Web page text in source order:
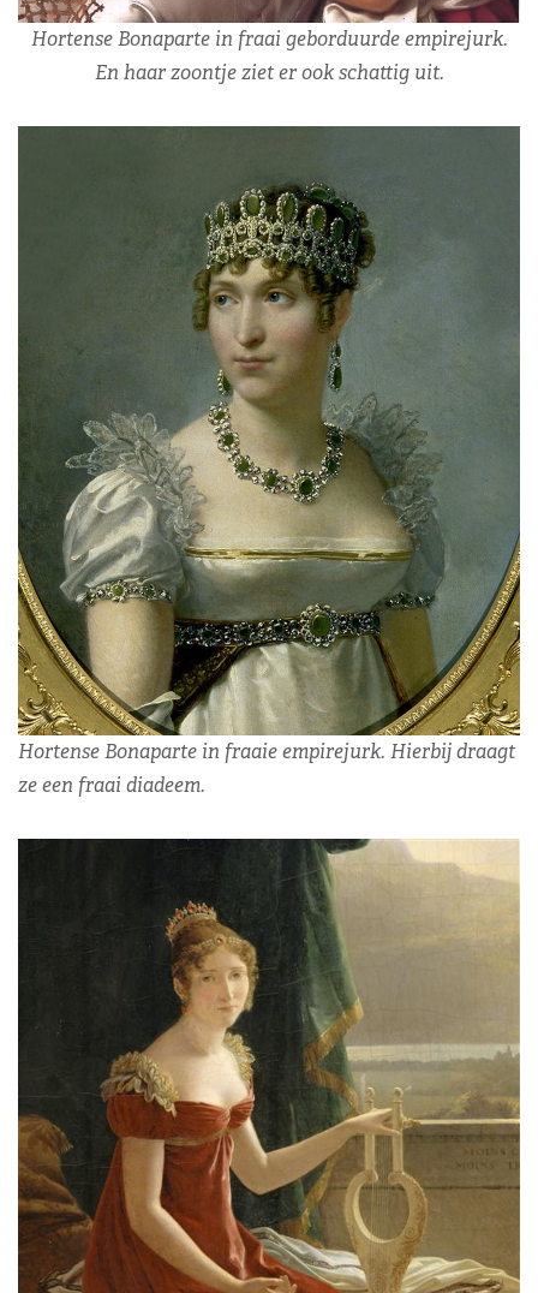
Hortense Bonaparte in fraai geborduurde empirejurk.
En haar zoontje ziet er ook schattig uit.
Hortense Bonaparte in fraaie empirejurk. Hierbij draagt
ze een fraai diadeem.